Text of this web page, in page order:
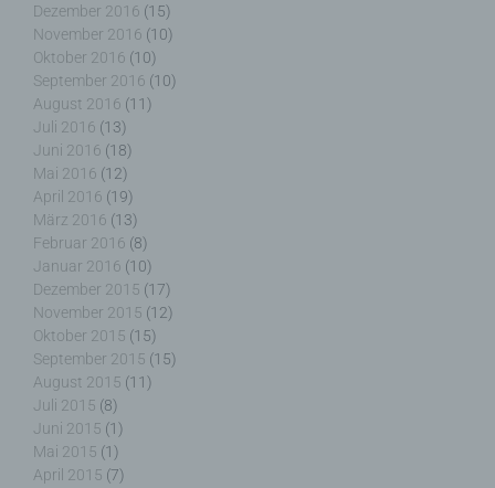
Dezember 2016 (15)
November 2016 (10)
Oktober 2016 (10)
September 2016 (10)
August 2016 (11)
Juli 2016 (13)
Juni 2016 (18)
Mai 2016 (12)
April 2016 (19)
März 2016 (13)
Februar 2016 (8)
Januar 2016 (10)
Dezember 2015 (17)
November 2015 (12)
Oktober 2015 (15)
September 2015 (15)
August 2015 (11)
Juli 2015 (8)
Juni 2015 (1)
Mai 2015 (1)
April 2015 (7)
i) Empfänger
Empfänger ist eine natürliche oder juristische
Person, Behörde, Einrichtung oder andere Stelle,
der personenbezogene Daten offengelegt werden,
unabhängig davon, ob es sich bei ihr um einen
Dritten handelt oder nicht. Behörden, die im
Rahmen eines bestimmten Untersuchungsauftrags
nach dem Unionsrecht oder dem Recht der
Mitgliedstaaten möglicherweise
personenbezogene Daten erhalten, gelten jedoch
nicht als Empfänger.
j) Dritter
Dritter ist eine natürliche oder juristische Person,
Behörde, Einrichtung oder andere Stelle außer der